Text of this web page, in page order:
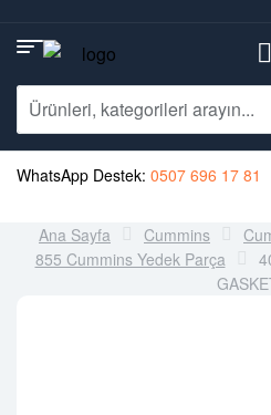
WhatsApp Destek: 0507 696 17 81
Ana Sayfa
Cummins
855 Cummins Yedek Parça